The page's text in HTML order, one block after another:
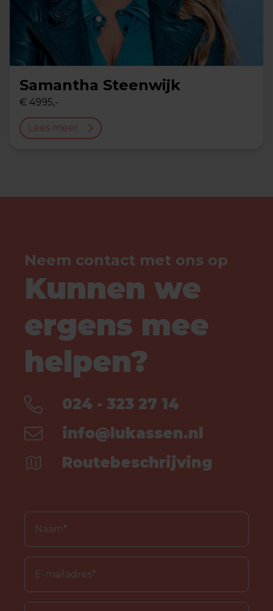
Samantha Steenwijk
€ 4995,-
Lees meer
Neem contact met ons op
Kunnen we
ergens mee
helpen?
024 - 323 27 14
info@lukassen.nl
Routebeschrijving